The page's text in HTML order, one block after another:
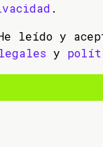
.
leído y
legales y